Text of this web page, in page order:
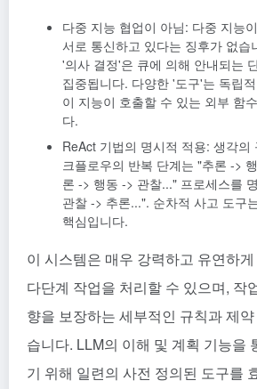
다중 지능 협업이 아님: 다중 지능
서로 통신하고 있다는 징후가 없습
'의사 결정'은 큐에 의해 안내되는
집중됩니다. 다양한 '도구'는 독립
이 지능이 호출할 수 있는 외부 함
다.
ReAct 기법의 명시적 적용: 생각의
크플로우의 반복 단계는 "추론 ->
론 -> 행동 -> 관찰..." 프로세스를
관찰 -> 추론...". 순차적 사고 도구
핵심입니다.
이 시스템은 매우 강력하고 유연하
다단계 작업을 처리할 수 있으며, 작
향을 보장하는 세부적인 규칙과 제
습니다. LLM의 이해 및 계획 기능을
기 위해 일련의 사전 정의된 도구를